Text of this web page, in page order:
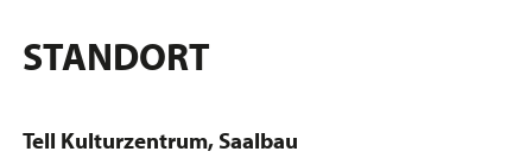
STANDORT
Tell Kulturzentrum, Saalbau